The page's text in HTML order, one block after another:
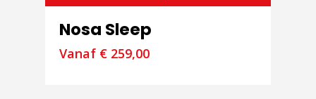
Nosa Sleep
Vanaf € 259,00